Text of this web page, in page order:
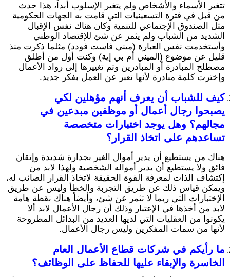
تتغير الأسماء والأشخاص ولم يتغير الإسلوب أبداً، هذا حدث
من قبل في فترة التسعينيات التي قامت به الجهات الحكومية
مثل الصندوق الإجتماعي للتنمية وكان هناك نفس الإقبال
الشديد من الشباب ولم يثمر عن شئ للإقتصاد الوطني
وأستخدمت نفس العبارة (ميني فاست فودد) مثلما ذكرت منذ
قليل عن موضوع (الميني أم بي إية) وكنت أول من أطلق
مصطلح المبادرة أو المبادرين وتم تغييرها إلى رواد الأعمال
وإخترت كلمة مبادرة لأنها تعبر عن العمل بفكر جديد.
كيف للشباب أن يعرف أنهم مؤهلين لكي
يصبحوا رجال أعمال أو موظفين مبدعين في
مجالهم؟ وهل يوجد اختبارات متخصصة
تساعدهم على اتخاذ القرار؟
هناك من يستطيع أن يدير أموال الغير بجدارة شديدة وإتقان
فائق ولا يستطيع أن يدير أمواله الشخصية ولهذا لابد من
إكتشاف الذات لمعرفة القوة الحقيقة لاتخاذ القرار الصائب له،
ويمكن قياس ذلك عن طريق التجربة والخطأ وليس عن طريق
الإختبارات التي ربما لا تثمر عن شئ، وأيضاً هناك نقطة هامة
لابد من أخذها في الإعتبار وذلك أن رجال الأعمال لابد ألا
يكونوا من العقليات التي لديها العديد من البدائل المطروحة
لأنها من سمات المفكرين وليس رجال الأعمال.
ما رأيكم في شركات قطاع الأعمال العام
الخاسرة والإبقاء عليها للحفاظ على الوظائف؟